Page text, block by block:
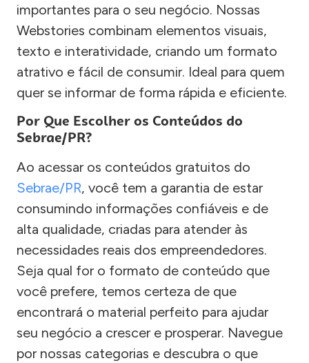
importantes para o seu negócio. Nossas
Webstories combinam elementos visuais,
texto e interatividade, criando um formato
atrativo e fácil de consumir. Ideal para quem
quer se informar de forma rápida e eficiente.
Por Que Escolher os Conteúdos do
Sebrae/PR?
Ao acessar os conteúdos gratuitos do
Sebrae/PR, você tem a garantia de estar
consumindo informações confiáveis e de
alta qualidade, criadas para atender às
necessidades reais dos empreendedores.
Seja qual for o formato de conteúdo que
você prefere, temos certeza de que
encontrará o material perfeito para ajudar
seu negócio a crescer e prosperar. Navegue
por nossas categorias e descubra o que